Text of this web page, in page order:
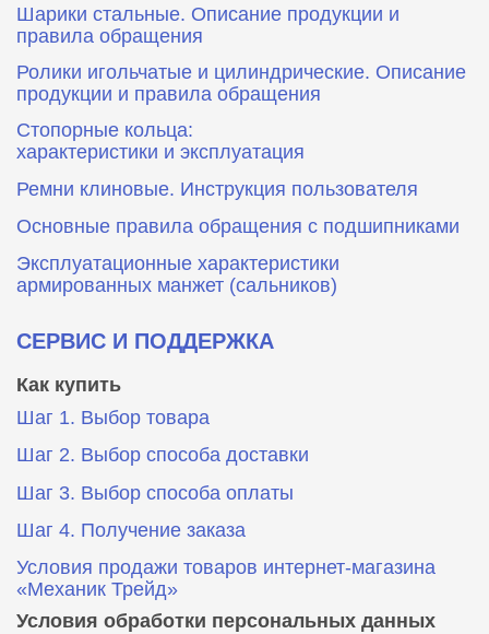
Шарики стальные. Описание продукции и
правила обращения
Ролики игольчатые и цилиндрические. Описание
продукции и правила обращения
Стопорные кольца:
характеристики и эксплуатация
Ремни клиновые. Инструкция пользователя
Основные правила обращения с подшипниками
Эксплуатационные характеристики
армированных манжет (сальников)
СЕРВИС И ПОДДЕРЖКА
Как купить
Шаг 1. Выбор товара
Шаг 2. Выбор способа доставки
Шаг 3. Выбор способа оплаты
Шаг 4. Получение заказа
Условия продажи товаров интернет-магазина
«Механик Трейд»
Условия обработки персональных данных